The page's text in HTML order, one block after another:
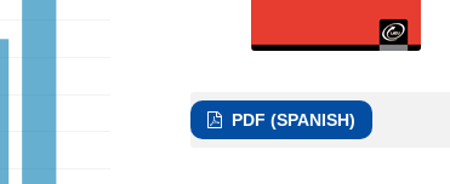
PDF (SPANISH)